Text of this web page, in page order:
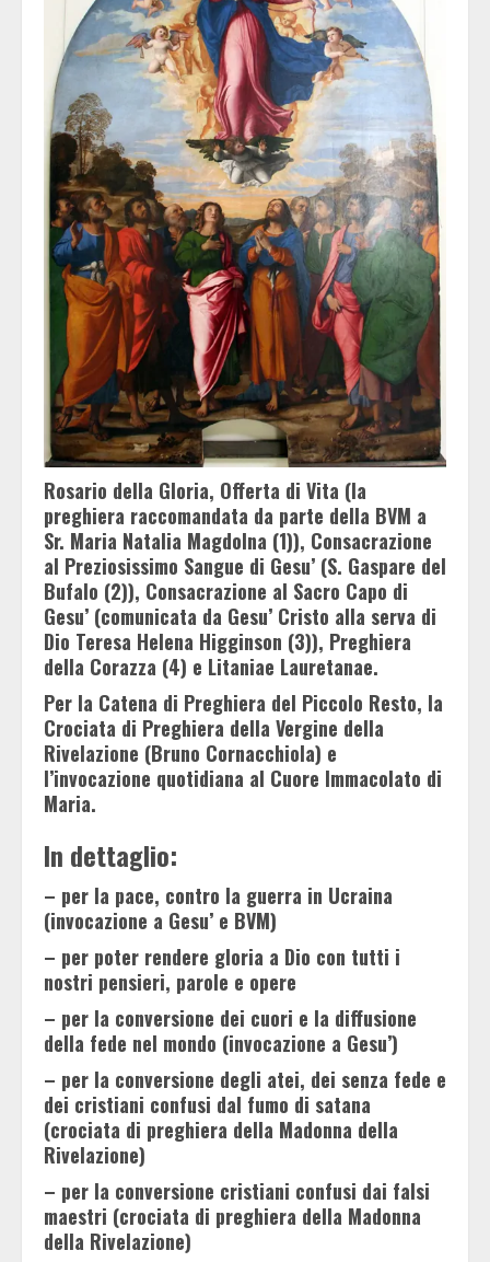
Rosario della Gloria, Offerta di Vita (la
preghiera raccomandata da parte della BVM a
Sr. Maria Natalia Magdolna (1)), Consacrazione
al Preziosissimo Sangue di Gesu’ (S. Gaspare del
Bufalo (2)), Consacrazione al Sacro Capo di
Gesu’ (comunicata da Gesu’ Cristo alla serva di
Dio Teresa Helena Higginson (3)), Preghiera
della Corazza (4) e Litaniae Lauretanae.
Per la Catena di Preghiera del Piccolo Resto, la
Crociata di Preghiera della Vergine della
Rivelazione (Bruno Cornacchiola) e
l’invocazione quotidiana al Cuore Immacolato di
Maria.
In dettaglio:
– per la pace, contro la guerra in Ucraina
(invocazione a Gesu’ e BVM)
– per poter rendere gloria a Dio con tutti i
nostri pensieri, parole e opere
– per la conversione dei cuori e la diffusione
della fede nel mondo (invocazione a Gesu’)
– per la conversione degli atei, dei senza fede e
dei cristiani confusi dal fumo di satana
(crociata di preghiera della Madonna della
Rivelazione)
– per la conversione cristiani confusi dai falsi
maestri (crociata di preghiera della Madonna
della Rivelazione)